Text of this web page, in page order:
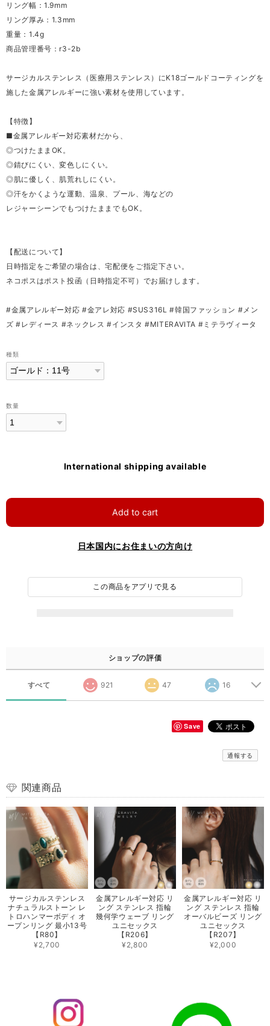
リング幅：1.9mm
リング厚み：1.3mm
重量：1.4g
商品管理番号：r3-2b
サージカルステンレス（医療用ステンレス）にK18ゴールドコーティングを
施した金属アレルギーに強い素材を使用しています。
【特徴】
■金属アレルギー対応素材だから、
◎つけたままOK。
◎錆びにくい、変色しにくい。
◎肌に優しく、肌荒れしにくい。
◎汗をかくような運動、温泉、プール、海などの
レジャーシーンでもつけたままでもOK。
【配送について】
日時指定をご希望の場合は、宅配便をご指定下さい。
ネコポスはポスト投函（日時指定不可）でお届けします。
#金属アレルギー対応 #金アレ対応 #SUS316L #韓国ファッション #メン
ズ #レディース #ネックレス #インスタ #MITERAVITA #ミテラヴィータ
種類
数量
International shipping available
Add to cart
日本国内にお住まいの方向け
この商品をアプリで見る
ショップの評価
すべて 921 47 16
Save
通報する
関連商品
サージカルステンレス
ナチュラルストーン レ
トロハンマーボディ オ
ープンリング 最小13号
【R80】
¥2,700
金属アレルギー対応 リ
ング ステンレス 指輪
幾何学ウェーブ リング
ユニセックス
【R206】
¥2,800
金属アレルギー対応 リ
ング ステンレス 指輪
オーバルビーズ リング
ユニセックス
【R207】
¥2,000